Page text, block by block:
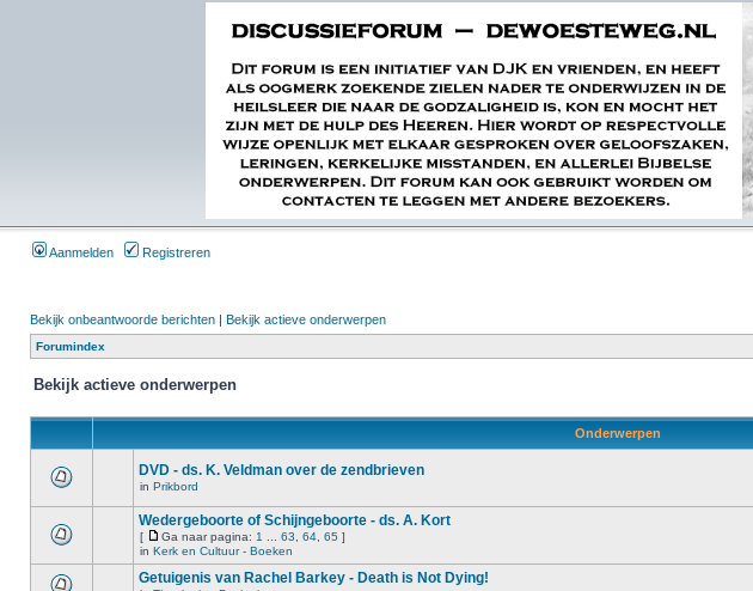
Aanmelden Registreren
Bekijk onbeantwoorde berichten | Bekijk actieve onderwerpen
Forumindex
Bekijk actieve onderwerpen
Onderwerpen
DVD - ds. K. Veldman over de zendbrieven
in Prikbord
Wedergeboorte of Schijngeboorte - ds. A. Kort
[ Ga naar pagina: 1 63 64 65 ]
in Kerk en Cultuur - Boeken
Getuigenis van Rachel Barkey - Death is Not Dying!